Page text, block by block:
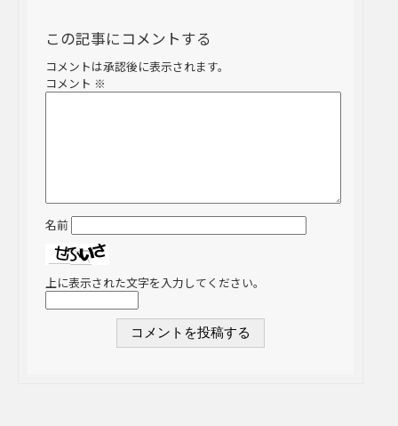
この記事にコメントする
コメントは承認後に表示されます。
コメント ※
名前
上に表示された文字を入力してください。